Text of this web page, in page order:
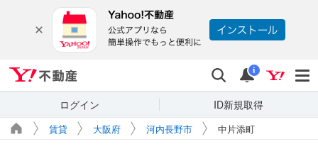
検索 通知
i
ログイン ID新規取得
賃貸 大阪府 河内長野市 中片添町